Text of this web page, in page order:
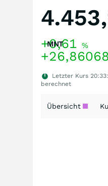
MNT
+0,61 %
+26,86068
Letzter Kurs
berechnet
Übersicht